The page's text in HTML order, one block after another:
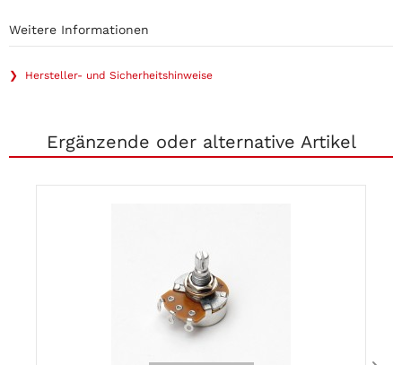
Weitere Informationen
❯ Hersteller- und Sicherheitshinweise
Ergänzende oder alternative Artikel